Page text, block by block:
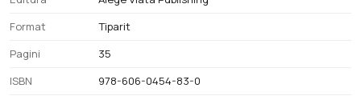
Format
Tiparit
Pagini
35
ISBN
978-606-0454-83-0